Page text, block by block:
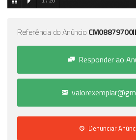
Referência do Anúncio
Responder ao
Denunciar